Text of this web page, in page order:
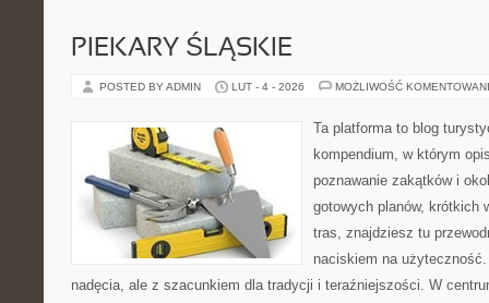
PIEKARY ŚLĄSKIE
POSTED BY ADMIN LUT - 4 - 2026 MOŻLIWOŚĆ
Ta platforma to blog
kompendium, w którym
poznawanie zakątków i
gotowych planów, krótkich
tras, znajdziesz tu
naciskiem na
nadęcia, ale z szacunkiem dla tradycji i teraźniejszości. W